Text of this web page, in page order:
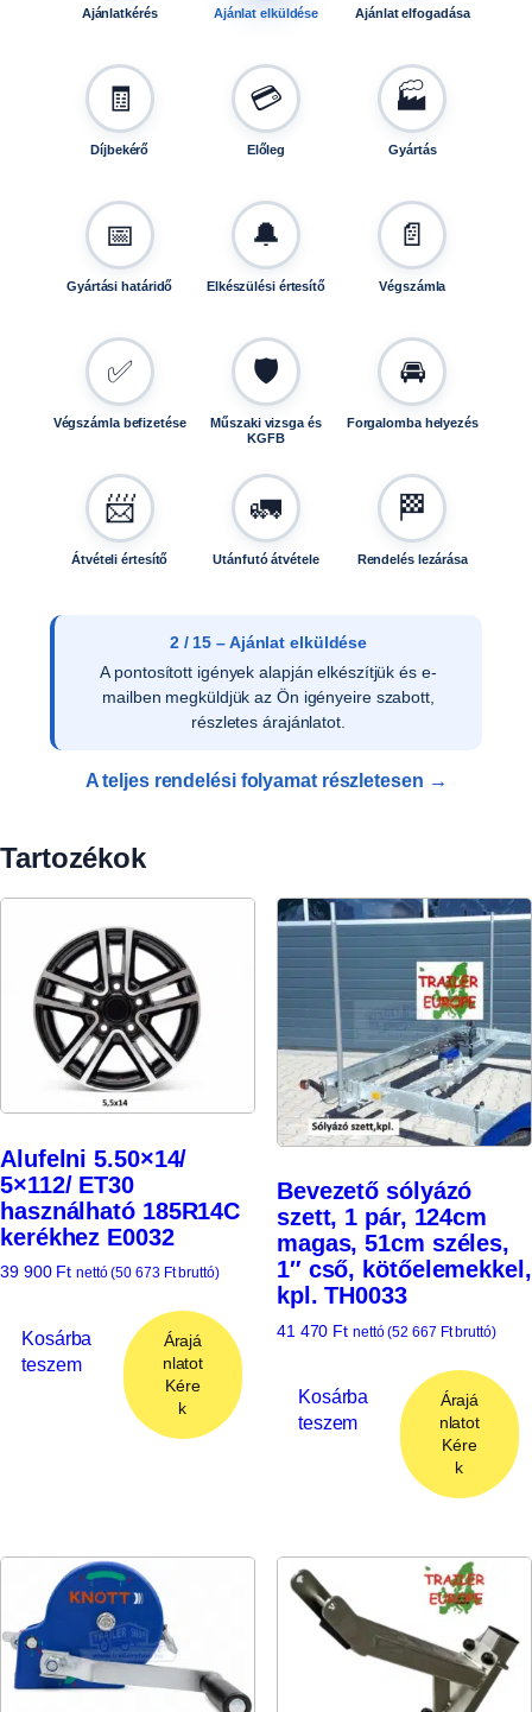
Ajánlatkérés Ajánlat elküldése Ajánlat elfogadása
🧾
Díjbekérő
💳
Előleg
🏭
Gyártás
📅
Gyártási határidő
🔔
Elkészülési értesítő
📄
Végszámla
✅
Végszámla befizetése
🛡️
Műszaki vizsga és
KGFB
🚘
Forgalomba helyezés
📨
Átvételi értesítő
🚛
Utánfutó átvétele
🏁
Rendelés lezárása
3 / 15 – Ajánlat elfogadása
Az ajánlat írásos elfogadását követően ellenőrizzük
a vevői adatokat, és rendelését rögzítjük
rendszerünkben.
A teljes rendelési folyamat részletesen →
Tartozékok
Alufelni 5.50×14/
5×112/ ET30
használható 185R14C
kerékhez E0032
39 900 Ft nettó (50 673 Ftbruttó)
Kosárba
teszem
Árajá
nlatot
Kére
k
Bevezető sólyázó
szett, 1 pár, 124cm
magas, 51cm széles,
1″ cső, kötőelemekkel,
kpl. TH0033
41 470 Ft nettó (52 667 Ftbruttó)
Kosárba
teszem
Árajá
nlatot
Kére
k